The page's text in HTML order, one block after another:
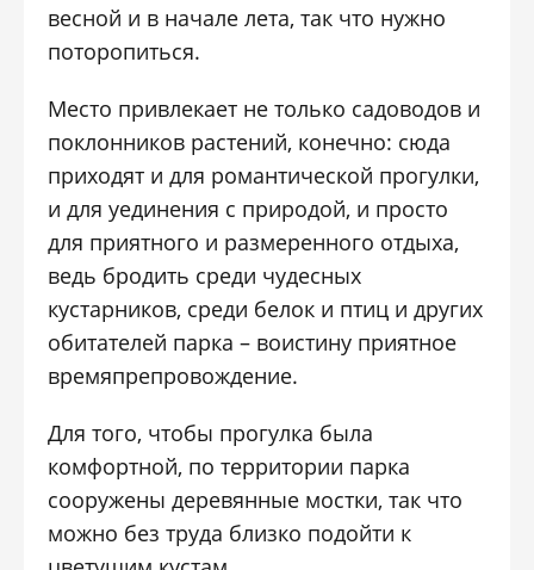
весной и в начале лета, так что нужно
поторопиться.
Место привлекает не только садоводов и
поклонников растений, конечно: сюда
приходят и для романтической прогулки,
и для уединения с природой, и просто
для приятного и размеренного отдыха,
ведь бродить среди чудесных
кустарников, среди белок и птиц и других
обитателей парка – воистину приятное
времяпрепровождение.
Для того, чтобы прогулка была
комфортной, по территории парка
сооружены деревянные мостки, так что
можно без труда близко подойти к